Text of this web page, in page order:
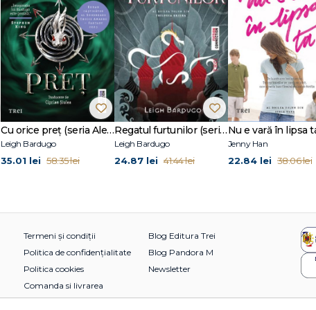
Cu orice preț (seria Alex Stern, vol. 2)
Leigh Bardugo
35.01 lei 58.35 lei
Regatul furtunilor (seria Grisha, vol. 2)
Leigh Bardugo
24.87 lei 41.44 lei
Jenny Han
22.84 lei 38.06 lei
Termeni și condiții
Politica de confidențialitate
Politica cookies
Comanda si livrarea
Blog Editura Trei
Blog Pandora M
Newsletter